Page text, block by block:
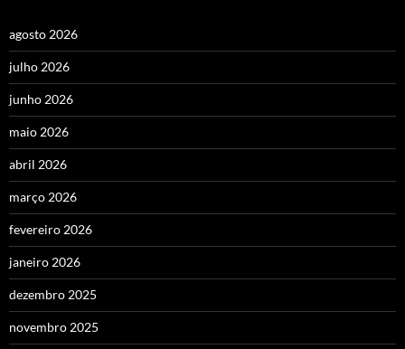
agosto 2026
julho 2026
junho 2026
maio 2026
abril 2026
março 2026
fevereiro 2026
janeiro 2026
dezembro 2025
novembro 2025